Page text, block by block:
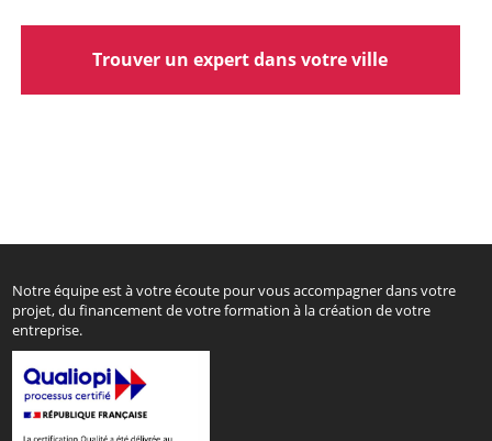
Trouver un expert dans votre ville
Notre équipe est à votre écoute pour vous accompagner dans votre
projet, du financement de votre formation à la création de votre
entreprise.